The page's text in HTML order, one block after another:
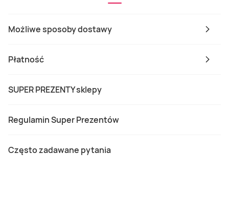
Możliwe sposoby dostawy
Płatność
SUPER PREZENTY sklepy
Regulamin Super Prezentów
Często zadawane pytania